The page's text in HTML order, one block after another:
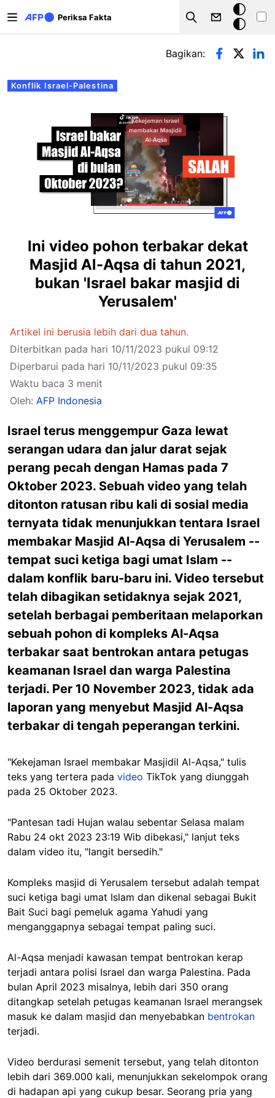
Periksa Fakta
Search
Mode
gelap
Tab primer
Konflik Israel-Palestina
Bagikan:
Ini video pohon terbakar dekat
Masjid Al-Aqsa di tahun 2021,
bukan 'Israel bakar masjid di
Yerusalem'
Artikel ini berusia lebih dari dua tahun.
Diterbitkan pada hari 10/11/2023 pukul 09:12
Diperbarui pada hari 10/11/2023 pukul 09:35
Waktu baca 3 menit
Oleh: AFP Indonesia
Israel terus menggempur Gaza lewat
serangan udara dan jalur darat sejak
perang pecah dengan Hamas pada 7
Oktober 2023. Sebuah video yang telah
ditonton ratusan ribu kali di sosial media
ternyata tidak menunjukkan tentara Israel
membakar Masjid Al-Aqsa di Yerusalem --
tempat suci ketiga bagi umat Islam --
dalam konflik baru-baru ini. Video tersebut
telah dibagikan setidaknya sejak 2021,
setelah berbagai pemberitaan melaporkan
sebuah pohon di kompleks Al-Aqsa
terbakar saat bentrokan antara petugas
keamanan Israel dan warga Palestina
terjadi. Per 10 November 2023, tidak ada
laporan yang menyebut Masjid Al-Aqsa
terbakar di tengah peperangan terkini.
"Kekejaman Israel membakar Masjidil Al-Aqsa," tulis
teks yang tertera pada video TikTok yang diunggah
pada 25 Oktober 2023.
"Pantesan tadi Hujan walau sebentar Selasa malam
Rabu 24 okt 2023 23:19 Wib dibekasi," lanjut teks
dalam video itu, "langit bersedih."
Kompleks masjid di Yerusalem tersebut adalah tempat
suci ketiga bagi umat Islam dan dikenal sebagai Bukit
Bait Suci bagi pemeluk agama Yahudi yang
menganggapnya sebagai tempat paling suci.
Al-Aqsa menjadi kawasan tempat bentrokan kerap
terjadi antara polisi Israel dan warga Palestina. Pada
bulan April 2023 misalnya, lebih dari 350 orang
ditangkap setelah petugas keamanan Israel merangsek
masuk ke dalam masjid dan menyebabkan bentrokan
terjadi.
Video berdurasi semenit tersebut, yang telah ditonton
lebih dari 369.000 kali, menunjukkan sekelompok orang
di hadapan api yang cukup besar. Seorang pria yang